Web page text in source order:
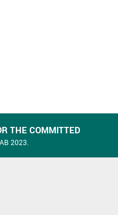
THE COMMITTED
2023.